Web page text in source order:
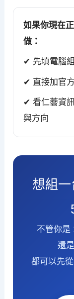
如果你現在
做：
✔ 先填電腦
✔ 直接加官
✔ 看仁蕎資
與方向
想組
不管你是
還
都可以先